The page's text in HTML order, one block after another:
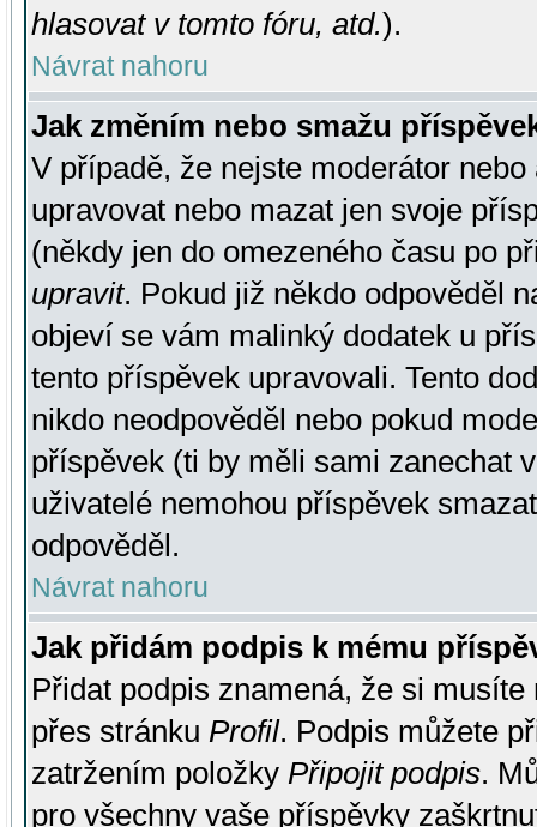
hlasovat v tomto fóru, atd.).
Návrat nahoru
Jak změním nebo smažu
V případě, že nejste moderátor
upravovat nebo mazat jen svoje
(někdy jen do omezeného času po
upravit. Pokud již někdo odpověděl
objeví se vám malinký dodatek u
tento příspěvek upravovali. Tento
nikdo neodpověděl nebo pokud
příspěvek (ti by měli sami zanechat
uživatelé nemohou příspěvek
odpověděl.
Návrat nahoru
Jak přidám podpis k mému
Přidat podpis znamená, že si
přes stránku Profil. Podpis můžete
zatržením položky Připojit podpis.
pro všechny vaše příspěvky